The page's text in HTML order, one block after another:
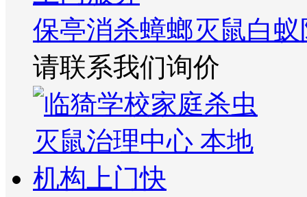
保亭消杀蟑螂灭鼠白
请联系我们询价